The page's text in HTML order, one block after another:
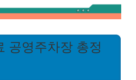
공영주차장 총정